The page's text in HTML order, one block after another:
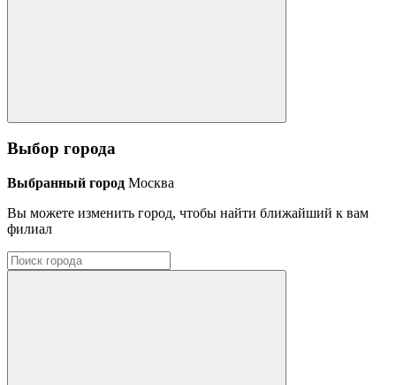
Выбор города
Выбранный город Москва
Вы можете изменить город, чтобы найти ближайший к вам
филиал